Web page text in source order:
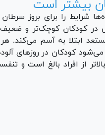
بیشتر است
شرایط را برای بروز
در کودکان کوچک‌تر و
ابتلا به آسم می‌کند.
کودکان در روز‌های
از افراد بالغ است و